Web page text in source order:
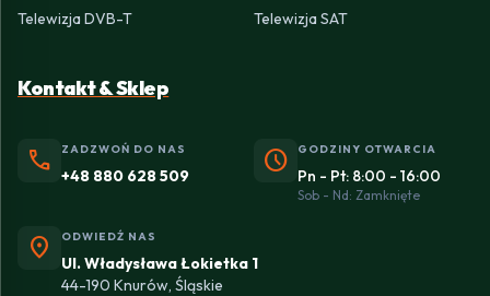
Telewizja DVB-T
Telewizja SAT
Kontakt & Sklep
phone ZADZWOŃ DO NAS
+48 880 628 509 schedule GODZINY OTWARCIA
Pn - Pt: 8:00 - 16:00
Sob - Nd: Zamknięte
location_on ODWIEDŹ NAS
Ul. Władysława Łokietka 1
44-190 Knurów, Śląskie